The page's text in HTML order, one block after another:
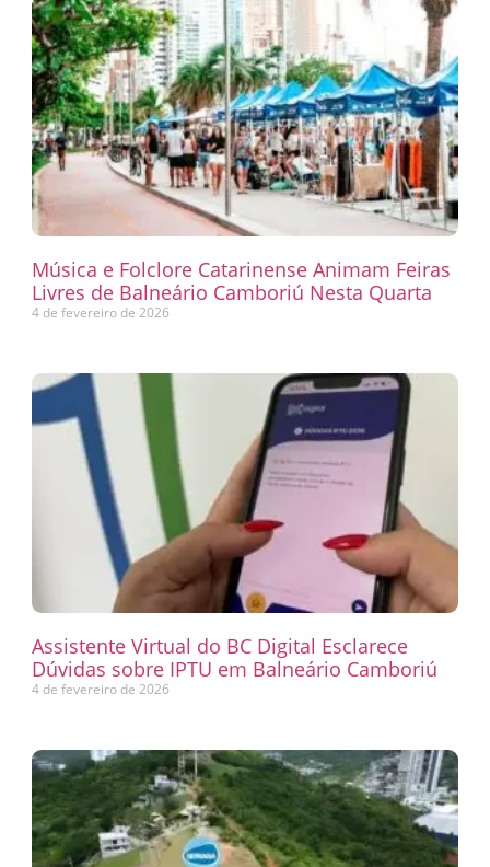
Música e Folclore Catarinense Animam Feiras
Livres de Balneário Camboriú Nesta Quarta
4 de fevereiro de 2026
Assistente Virtual do BC Digital Esclarece
Dúvidas sobre IPTU em Balneário Camboriú
4 de fevereiro de 2026